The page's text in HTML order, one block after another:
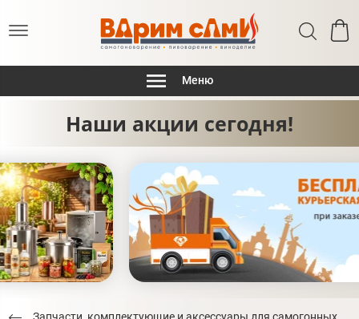
Меню
Наши акции сегодня!
Запчасти, комплектующие и аксессуары для самогонных